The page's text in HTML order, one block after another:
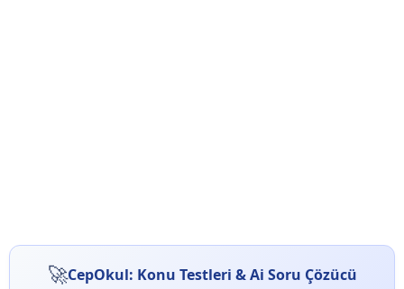
🚀CepOkul: Konu Testleri & Ai Soru Çözücü